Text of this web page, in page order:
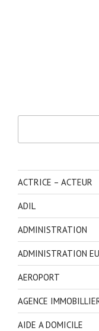
ACTRICE – ACTEUR
ADIL
ADMINISTRATION
ADMINISTRATION
AEROPORT
AGENCE
AIDE A DOMICILE